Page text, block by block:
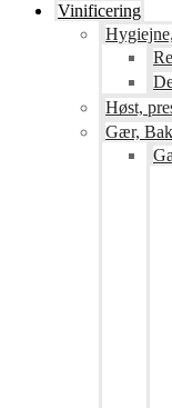
Vinificering
Høst,
Gær,